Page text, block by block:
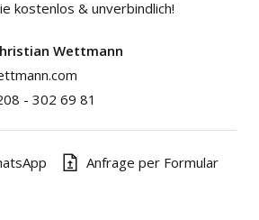
kostenlos & unverbindlich!
Wettmann
- 302 69 81
Anfrage per Formular